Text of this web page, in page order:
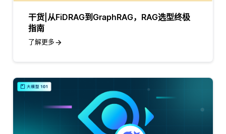
干货|从FiDRAG到GraphRAG，RAG选型终极
指南
了解更多